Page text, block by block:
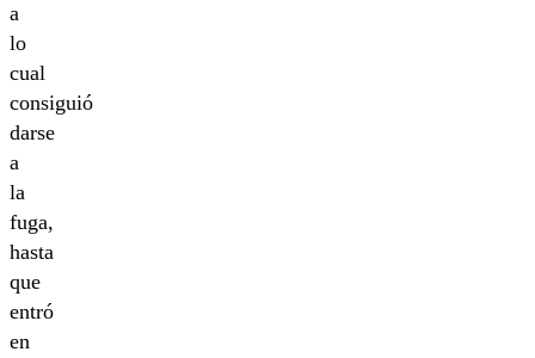
a
lo
cual
consiguió
darse
a
la
fuga,
hasta
que
entró
en